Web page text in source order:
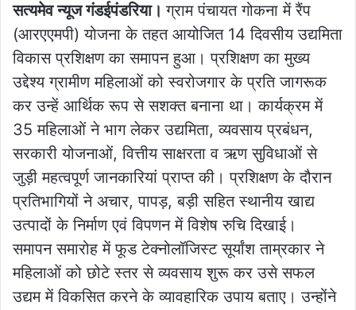
सत्यमेव न्यूज गंडईपंडरिया।ग्राम पंचायत गोकना में रैंप
(आरएएमपी) योजना के तहत आयोजित 14 दिवसीय उद्यमिता
विकास प्रशिक्षण का समापन हुआ। प्रशिक्षण का मुख्य
उद्देश्य ग्रामीण महिलाओं को स्वरोजगार के प्रति जागरूक
कर उन्हें आर्थिक रूप से सशक्त बनाना था। कार्यक्रम में
35 महिलाओं ने भाग लेकर उद्यमिता, व्यवसाय प्रबंधन,
सरकारी योजनाओं, वित्तीय साक्षरता व ऋण सुविधाओं से
जुड़ी महत्वपूर्ण जानकारियां प्राप्त की। प्रशिक्षण के दौरान
प्रतिभागियों ने अचार, पापड़, बड़ी सहित स्थानीय खाद्य
उत्पादों के निर्माण एवं विपणन में विशेष रुचि दिखाई।
समापन समारोह में फूड टेक्नोलॉजिस्ट सूर्यांश ताम्रकार ने
महिलाओं को छोटे स्तर से व्यवसाय शुरू कर उसे सफल
उद्यम में विकसित करने के व्यावहारिक उपाय बताए। उन्होंने